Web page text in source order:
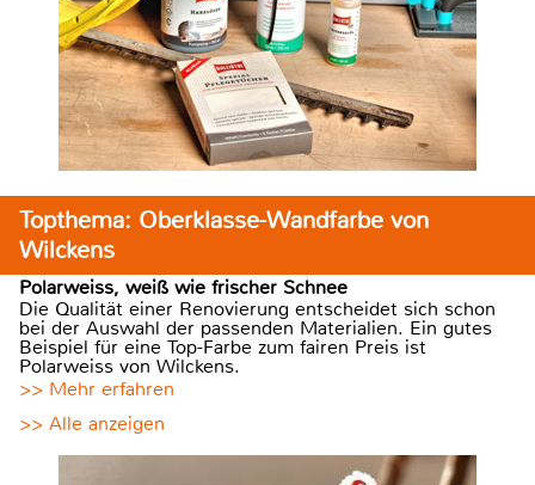
Topthema: Oberklasse-Wandfarbe von
Wilckens
Polarweiss, weiß wie frischer Schnee
Die Qualität einer Renovierung entscheidet sich schon
bei der Auswahl der passenden Materialien. Ein gutes
Beispiel für eine Top-Farbe zum fairen Preis ist
Polarweiss von Wilckens.
>> Mehr erfahren
>> Alle anzeigen